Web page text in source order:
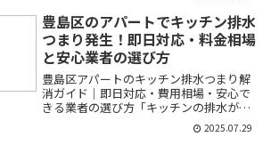
ているけど、失敗したらどうしよう…」
「どんな業者を選べば安...
豊島区のアパートでキッチン排水
つまり発生！即日対応・料金相場
と安心業者の選び方
豊島区アパートのキッチン排水つまり解
消ガイド｜即日対応・費用相場・安心で
きる業者の選び方「キッチンの排水が流
れない」「アパートの部屋で急に水漏れ
が…」そんなトラブルに突然見舞われ、
2025.07.29